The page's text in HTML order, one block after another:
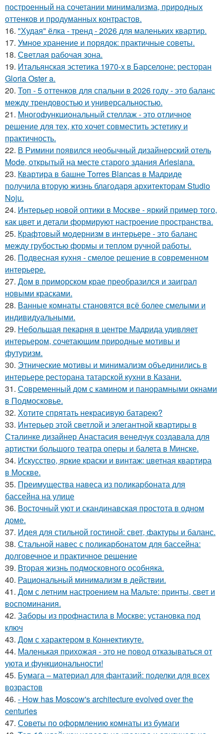
построенный на сочетании минимализма, природных
оттенков и продуманных контрастов.
16. "Худая" ёлка - тренд - 2026 для маленьких квартир.
17. Умное хранение и порядок: практичные советы.
18. Светлая рабочая зона.
19. Итальянская эстетика 1970-х в Барселоне: ресторан
Gloria Oster a.
20. Топ - 5 оттенков для спальни в 2026 году - это баланс
между трендовостью и универсальностью.
21. Многофункциональный стеллаж - это отличное
решение для тех, кто хочет совместить эстетику и
практичность.
22. В Римини появился необычный дизайнерский отель
Mode, открытый на месте старого здания Arlesiana.
23. Квартира в башне Torres Blancas в Мадриде
получила вторую жизнь благодаря архитекторам Studio
Noju.
24. Интерьер новой оптики в Москве - яркий пример того,
как цвет и детали формируют настроение пространства.
25. Крафтовый модернизм в интерьере - это баланс
между грубостью формы и теплом ручной работы.
26. Подвесная кухня - смелое решение в современном
интерьере.
27. Дом в приморском крае преобразился и заиграл
новыми красками.
28. Ванные комнаты становятся всё более смелыми и
индивидуальными.
29. Небольшая пекарня в центре Мадрида удивляет
интерьером, сочетающим природные мотивы и
футуризм.
30. Этнические мотивы и минимализм объединились в
интерьере ресторана татарской кухни в Казани.
31. Современный дом с камином и панорамными окнами
в Подмосковье.
32. Хотите спрятать некрасивую батарею?
33. Интерьер этой светлой и элегантной квартиры в
Сталинке дизайнер Анастасия венедчук создавала для
артистки большого театра оперы и балета в Минске.
34. Искусство, яркие краски и винтаж: цветная квартира
в Москве.
35. Преимущества навеса из поликарбоната для
бассейна на улице
36. Восточный уют и скандинавская простота в одном
доме.
37. Идея для стильной гостиной: свет, фактуры и баланс.
38. Стальной навес с поликарбонатом для бассейна:
долговечное и практичное решение
39. Вторая жизнь подмосковного особняка.
40. Рациональный минимализм в действии.
41. Дом с летним настроением на Мальте: принты, свет и
воспоминания.
42. Заборы из профнастила в Москве: установка под
ключ
43. Дом с характером в Коннектикуте.
44. Маленькая прихожая - это не повод отказываться от
уюта и функциональности!
45. Бумага – материал для фантазий: поделки для всех
возрастов
46. - How has Moscow's architecture evolved over the
centuries
47. Советы по оформлению комнаты из бумаги